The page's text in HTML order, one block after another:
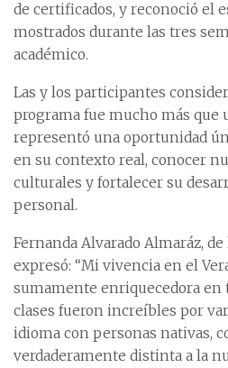
de certificados, y reconoció el
mostrados durante las tres
académico.
Las y los participantes
programa fue mucho más que
representó una oportunidad
en su contexto real, conocer
culturales y fortalecer su
personal.
Fernanda Alvarado Almaráz,
expresó: “Mi vivencia en el
sumamente enriquecedora en
clases fueron increíbles por
idioma con personas nativas,
verdaderamente distinta a la